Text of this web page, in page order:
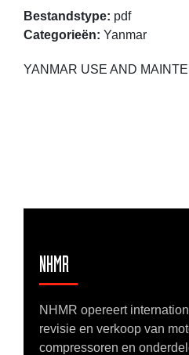
YANMAR USE AND
Bestandstype: pdf
Categorieën: Yanmar
NHMR
NHMR opereert
revisie en verkoop van
compressoren en